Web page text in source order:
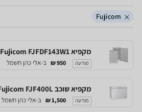
Fujicom
מקפיא Fujicom FJFDF143W1 פוג'יקום
מודעה 950 ₪ ב-אלי כהן חשמל
מקפיא ‏שוכב Fujicom FJF400L ‏395 ‏ליטר פוג'יקום
מודעה 1,500 ₪ ב-אלי כהן חשמל